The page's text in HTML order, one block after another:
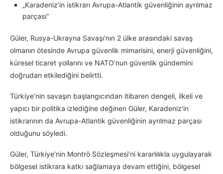
„Karadeniz’in istikrarı Avrupa-Atlantik güvenliğinin ayrılmaz
parçası“
Güler, Rusya-Ukrayna Savaşı’nın 2 ülke arasındaki savaş
olmanın ötesinde Avrupa güvenlik mimarisini, enerji güvenliğini,
küresel ticaret yollarını ve NATO’nun güvenlik gündemini
doğrudan etkilediğini belirtti.
Türkiye’nin savaşın başlangıcından itibaren dengeli, ilkeli ve
yapıcı bir politika izlediğine değinen Güler, Karadeniz’in
istikrarının da Avrupa-Atlantik güvenliğinin ayrılmaz parçası
olduğunu söyledi.
Güler, Türkiye’nin Montrö Sözleşmesi’ni kararlılıkla uygulayarak
bölgesel istikrara katkı sağlamaya devam ettiğini, bölgesel